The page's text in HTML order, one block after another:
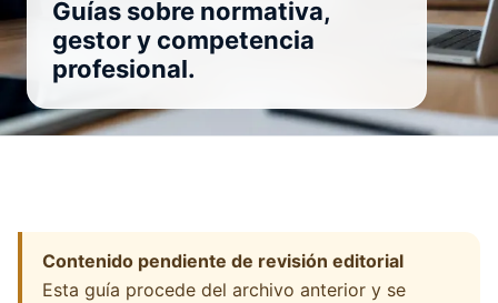
Guías sobre normativa,
gestor y competencia
profesional.
Contenido pendiente de revisión editorial
Esta guía procede del archivo anterior y se